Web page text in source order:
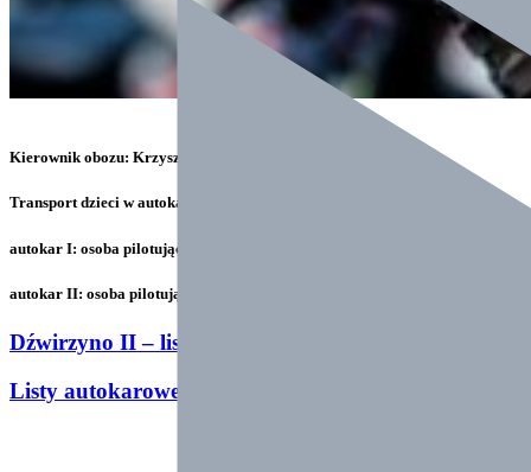
Kierownik obozu: Krzysztof Bury tel 691 126 565
Transport dzieci w autokarze
autokar I: osoba pilotująca Katarzyna Foltarz tel. 603 331 074
autokar II: osoba pilotująca Ewa Dudek tel. 607 397 642
Dźwirzyno II – listy grup
Listy autokarowe – Dźwirzyno II